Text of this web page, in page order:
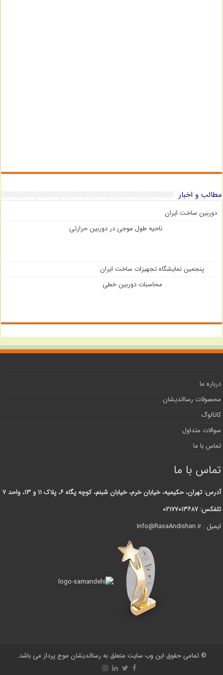
مطالب و اخبار
دوربین ساخت ایران
ناحیه طول موجی در دوربین حرارتی
پنجمین نمایشگاه تجهیزات ساخت ایران
محاسبات دوربین خطی
درباره ما
محصولات رسااندیشان
کاتالوگ
سوالات متداول
تماس با ما
تماس با ما
آدرس: تهران، حکیمیه، خیابان خرم، خیابان شبنم، کوچه پگاه ۶، پلاک ۱۱ و ۱۳، واحد ۷
تلفکس: ۰۲۱۷۷۰۱۳۶۸۷
ایمیل : Info@RasaAndishan.ir
© تمامی حقوق این وب سایت متعلق به رسااندیشان موج پرداز می باشد.